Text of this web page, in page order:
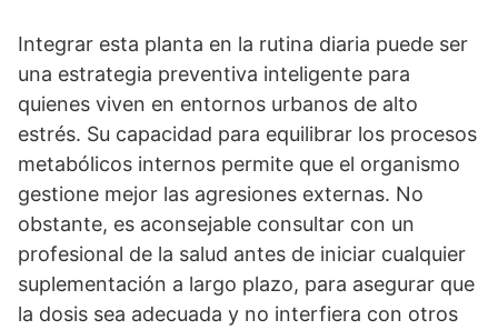
Integrar esta planta en la rutina diaria puede ser
una estrategia preventiva inteligente para
quienes viven en entornos urbanos de alto
estrés. Su capacidad para equilibrar los procesos
metabólicos internos permite que el organismo
gestione mejor las agresiones externas. No
obstante, es aconsejable consultar con un
profesional de la salud antes de iniciar cualquier
suplementación a largo plazo, para asegurar que
la dosis sea adecuada y no interfiera con otros